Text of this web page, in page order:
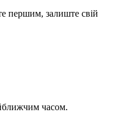
першим, залиште свій
часом.